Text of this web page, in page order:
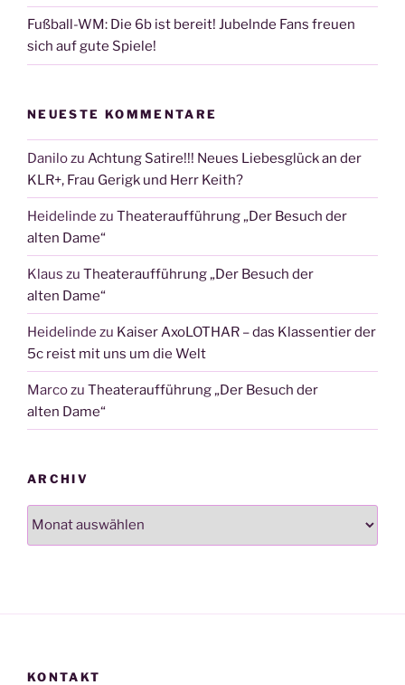
Fußball-WM: Die 6b ist bereit! Jubelnde Fans freuen
sich auf gute Spiele!
NEUESTE KOMMENTARE
Danilozu Achtung Satire!!! Neues Liebesglück an der
KLR+, Frau Gerigk und Herr Keith?
Heidelinde zu Theateraufführung „Der Besuch der
alten Dame“
Klaus zu Theateraufführung „Der Besuch der
alten Dame“
Heidelinde zu Kaiser AxoLOTHAR – das Klassentier der
5c reist mit uns um die Welt
Marcozu Theateraufführung „Der Besuch der
alten Dame“
ARCHIV
Archiv
KONTAKT